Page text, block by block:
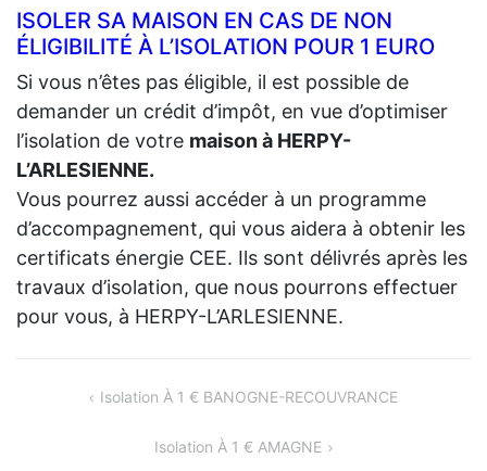
ISOLER SA MAISON EN CAS DE NON
ÉLIGIBILITÉ À L’ISOLATION POUR 1 EURO
Si vous n’êtes pas éligible, il est possible de
demander un crédit d’impôt, en vue d’optimiser
l’isolation de votre maison à HERPY-
L’ARLESIENNE.
Vous pourrez aussi accéder à un programme
d’accompagnement, qui vous aidera à obtenir les
certificats énergie CEE. Ils sont délivrés après les
travaux d’isolation, que nous pourrons effectuer
pour vous, à HERPY-L’ARLESIENNE.
NAVIGATIONIsolation À 1 € BANOGNE-RECOUVRANCE
Isolation À 1 € AMAGNE